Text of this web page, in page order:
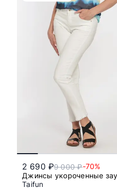
2 690 ₽9 000 ₽-70%
Джинсы укороченные
Taifun